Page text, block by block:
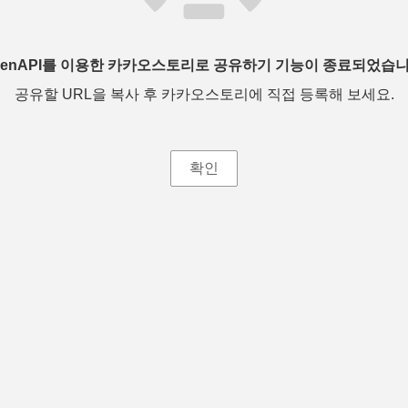
를 이용한 카카오스토리로 공유하기 기능이 종료되었습
공유할 URL을 복사 후 카카오스토리에 직접 등록해 보세요.
확인